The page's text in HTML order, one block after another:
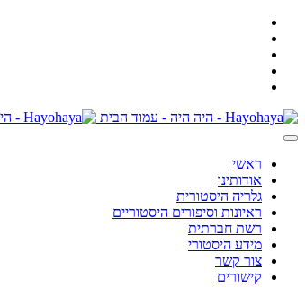
ראשי
אודותינו
גלריה היסטורית
ראיונות וסיפורים היסטוריים
רשת חברתית
מידע היסטורי
צור קשר
קישורים